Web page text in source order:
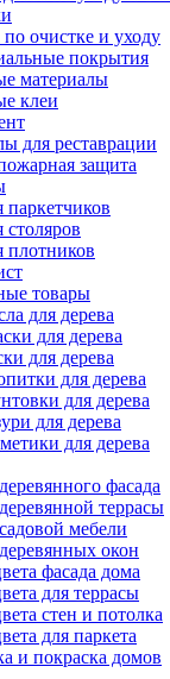
по очистке и уходу
покрытия
материалы
клеи
для реставрации
защита
паркетчиков
столяров
плотников
товары
для дерева
для дерева
для дерева
для дерева
для дерева
для дерева
для дерева
фасада
террасы
мебели
окон
фасада дома
для террасы
стен и потолка
для паркета
и покраска домов